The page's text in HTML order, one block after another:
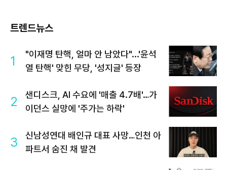
트렌드뉴스
1
"이재명 탄핵, 얼마 안 남았다"...'윤석
열 탄핵' 맞힌 무당, '성지글' 등장
2
샌디스크, AI 수요에 '매출 4.7배'…가
이던스 실망에 '주가는 하락'
3
신남성연대 배인규 대표 사망…인천 아
파트서 숨진 채 발견